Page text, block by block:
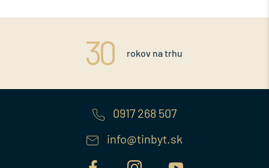
rokov na trhu
0917 268 507
info@tinbyt.sk